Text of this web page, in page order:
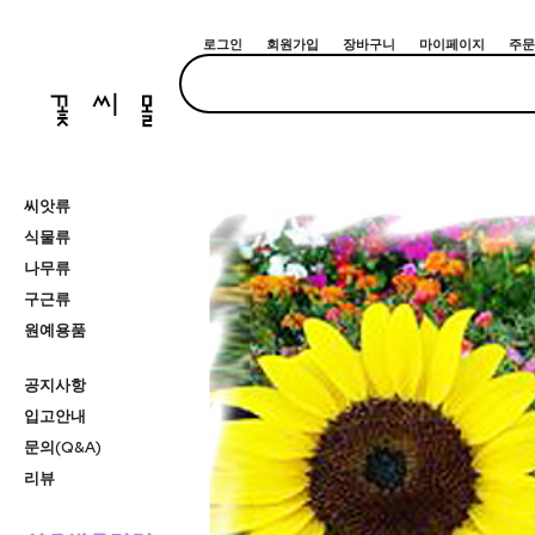
로그인 회원가입 장바구니 마이페이지 주
씨앗류
식물류
나무류
구근류
원예용품
공지사항
입고안내
문의(Q&A)
리뷰